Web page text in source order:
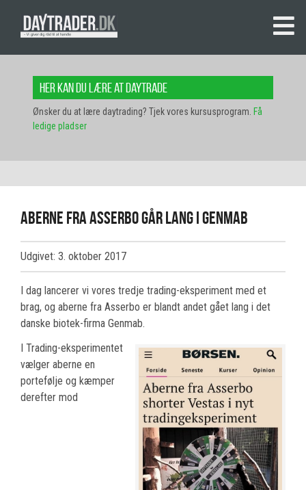
Her kan du lære at daytrade
Ønsker du at lære daytrading? Tjek vores kursusprogram. Få
ledige pladser
Aberne fra Asserbo går lang i Genmab
Udgivet: 3. oktober 2017
I dag lancerer vi vores tredje trading-eksperiment med et
brag, og aberne fra Asserbo er blandt andet gået lang i det
danske biotek-firma Genmab.
I Trading-eksperimentet
vælger aberne en
portefølje og kæmper
derefter mod